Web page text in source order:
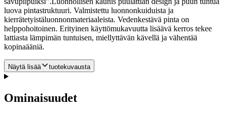
luova pintastruktuuri. Valmistettu luonnonkuiduista ja
kierrätetyistäluonnonmateriaaleista. Vedenkestävä pinta on
helppohoitoinen. Erityinen käyttömukavuutta lisäävä kerros tekee
lattiasta lämpimän tuntuisen, miellyttävän kävellä ja vähentää
kopinaääniä.
Näytä lisää tuotekuvausta
Ominaisuudet